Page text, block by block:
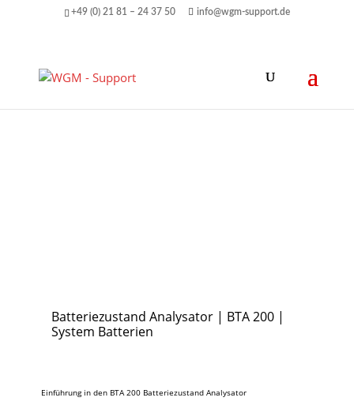
+49 (0) 21 81 – 24 37 50 info@wgm-support.de
Batteriezustand Analysator | BTA 200 |
System Batterien
Einführung in den BTA 200 Batteriezustand Analysator